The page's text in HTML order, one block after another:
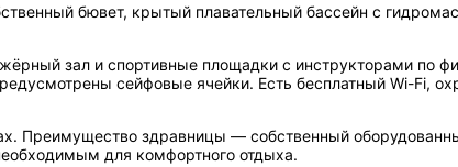
бювет, крытый плавательный бассейн с
зал и спортивные площадки с инструкторами по
сейфовые ячейки. Есть бесплатный Wi-Fi,
Преимущество здравницы — собственный
для комфортного отдыха.